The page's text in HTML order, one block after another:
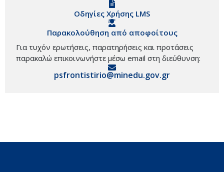
Οδηγίες Χρήσης LMS
Παρακολούθηση από αποφοίτους
Για τυχόν ερωτήσεις, παρατηρήσεις και προτάσεις
παρακαλώ επικοινωνήστε μέσω email στη διεύθυνση:
psfrontistirio@minedu.gov.gr